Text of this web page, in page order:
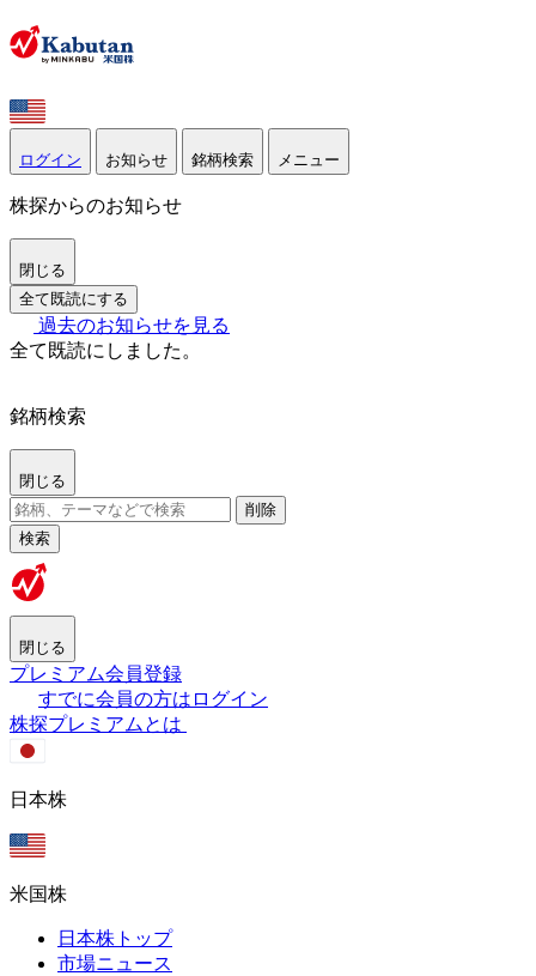
ログイン お知らせ 銘柄検索 メニュー
株探からのお知らせ
閉じる
全て既読にする
過去のお知らせを見る
全て既読にしました。
銘柄検索
閉じる
削除
検索
閉じる
プレミアム会員登録
すでに会員の方はログイン
株探プレミアムとは
日本株
米国株
日本株トップ
市場ニュース